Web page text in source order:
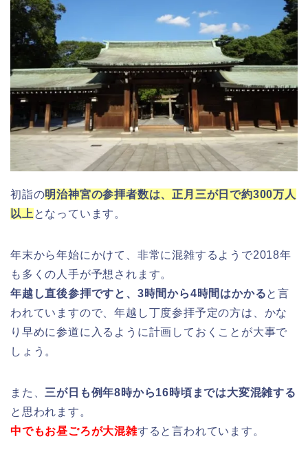
初詣の明治神宮の参拝者数は、正月三が日で約300万人
以上 となっています。
年末から年始にかけて、非常に混雑するようで2018年
も多くの人手が予想されます。
年越し直後参拝ですと、3時間から4時間はかかると言
われていますので、年越し丁度参拝予定の方は、かな
り早めに参道に入るように計画しておくことが大事で
しょう。
また、 三が日も例年8時から16時頃までは大変混雑する
と思われます。
中でもお昼ごろが大混雑すると言われています。